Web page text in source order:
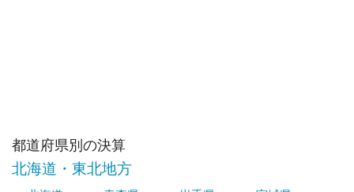
都道府県別の決算
北海道・東北地方